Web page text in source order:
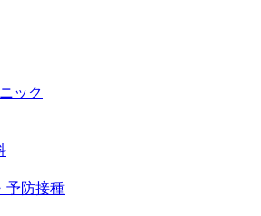
ック
予防接種